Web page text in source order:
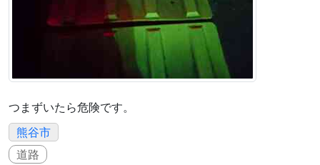
つまずいたら危険です。
熊谷市
道路